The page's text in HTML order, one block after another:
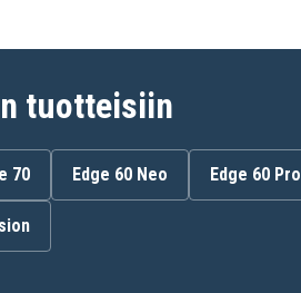
tuotteisiin
70 Edge 60 Neo Edge 60 Pro